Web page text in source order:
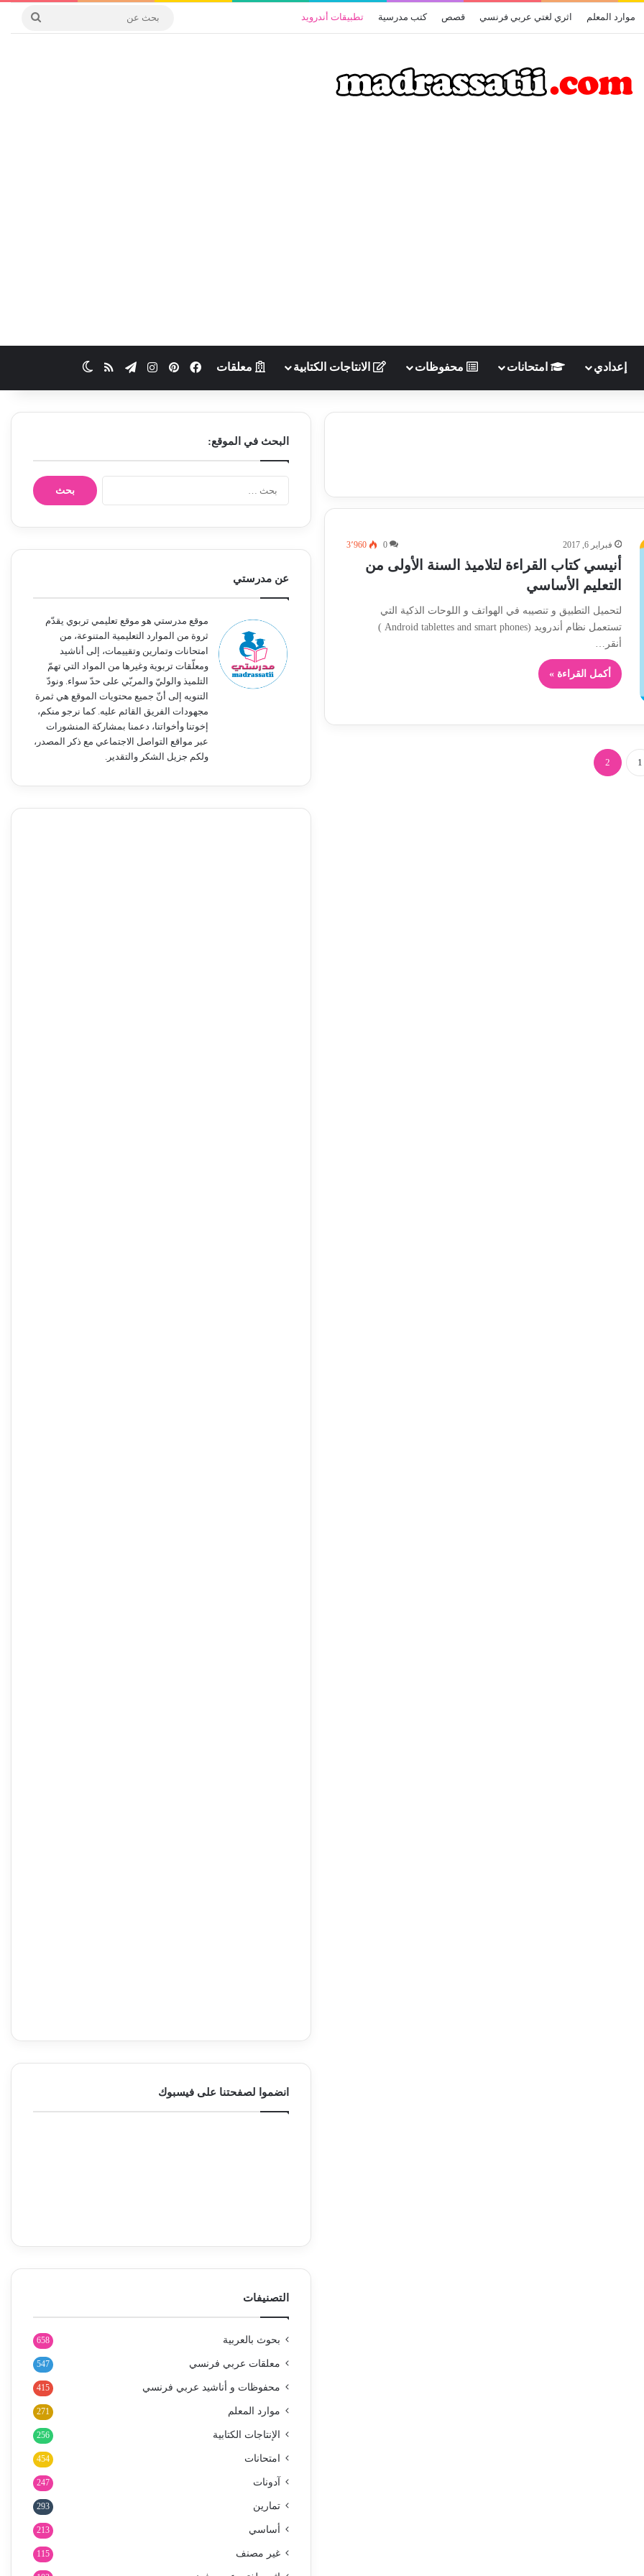
موارد المعلم اثري لغتي عربي فرنسي قصص كتب مدرسية تطبيقات أندرويد
إعدادي امتحانات محفوظات الانتاجات الكتابية معلقات فيسبوكبينتيريستانستقرامتيلقرامملخص الموقع RSS
فبراير 6, 2017 0 3٬960
أنيسي كتاب القراءة لتلاميذ السنة الأولى من
التعليم الأساسي
لتحميل التطبيق و تنصيبه في الهواتف و اللوحات الذكية التي
تستعمل نظام أندرويد (Android tablettes and smart phones )
أنقر…
أكمل القراءة »
1
2
البحث في الموقع:
ح
عن مدرستي
موقع مدرستي هو موقع تعليمي تربوي يقدّم
ثروة من الموارد التعليمية المتنوعة، من
امتحانات وتمارين وتقييمات، إلى أناشيد
ومعلّقات تربوية وغيرها من المواد التي تهمّ
التلميذ والوليّ والمربّي على حدّ سواء. ونودّ
التنويه إلى أنّ جميع محتويات الموقع هي ثمرة
مجهودات الفريق القائم عليه. كما نرجو منكم،
إخوتنا وأخواتنا، دعمنا بمشاركة المنشورات
عبر مواقع التواصل الاجتماعي مع ذكر المصدر،
ولكم جزيل الشكر والتقدير.
انضموا لصفحتنا على فيسبوك
التصنيفات
بحوث بالعربية 658
معلقات عربي فرنسي 547
محفوظات و أناشيد عربي فرنسي 415
موارد المعلم 271
الإنتاجات الكتابية 256
امتحانات 454
آدونات 247
تمارين 293
أساسي 213
غير مصنف 115